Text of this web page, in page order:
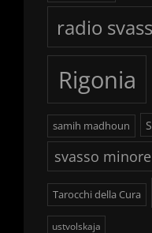
radio
Rigonia
samih madhoun
svasso minore
Tarocchi della Cura
ustvolskaja